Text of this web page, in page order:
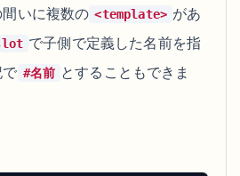
いに複数の <template> があ
で子側で定義した名前を指
#名前 とすることもできま